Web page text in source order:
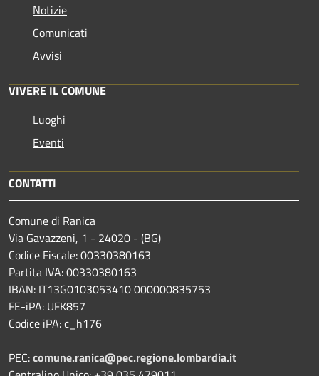
Notizie
Comunicati
Avvisi
VIVERE IL COMUNE
Luoghi
Eventi
CONTATTI
Comune di Ranica
Via Gavazzeni, 1 - 24020 - (BG)
Codice Fiscale: 00330380163
Partita IVA: 00330380163
IBAN: IT13G0103053410 000000835753
FE-iPA: UFK857
Codice iPA: c_h176
PEC:comune.ranica@pec.regione.lombardia.it